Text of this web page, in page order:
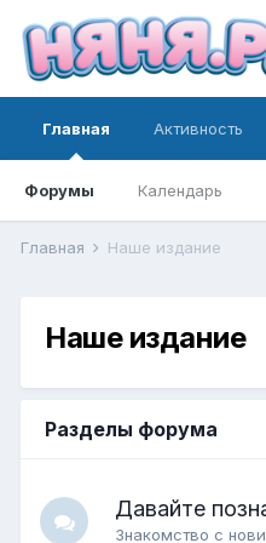
Главная
Форумы Календарь
Активность
Главная Наше издание
Наше издание
Разделы форума
Давайте
Знакомство с